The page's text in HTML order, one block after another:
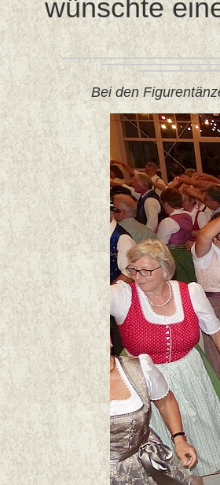
wünschte
Bei den